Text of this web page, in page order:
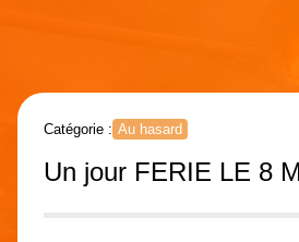
Catégorie : Au hasard
Un jour FERIE LE 8